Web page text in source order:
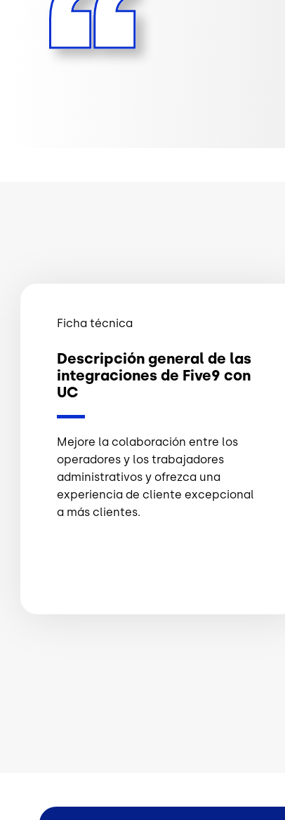
Ficha técnica
Descripción general de las
integraciones de Five9 con
UC
Mejore la colaboración entre los
operadores y los trabajadores
administrativos y ofrezca una
experiencia de cliente excepcional
a más clientes.